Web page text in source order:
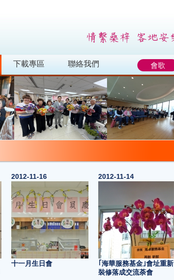
下載專區 聯絡我們 會歌
2012-11-16
十一月生日會
2012-11-14
｢海華服務基金｣會址重新
裝修落成交流荼會